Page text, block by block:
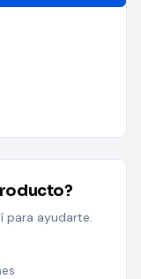
para ayudarte.